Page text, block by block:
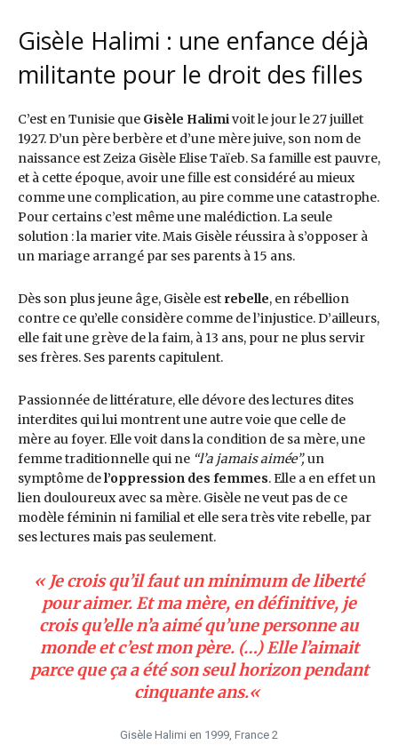
Gisèle Halimi : une enfance déjà
militante pour le droit des filles
C’est en Tunisie que Gisèle Halimivoit le jour le 27 juillet
1927. D’un père berbère et d’une mère juive, son nom de
naissance est Zeiza Gisèle Elise Taïeb. Sa famille est pauvre,
et à cette époque, avoir une fille est considéré au mieux
comme une complication, au pire comme une catastrophe.
Pour certains c’est même une malédiction. La seule
solution : la marier vite. Mais Gisèle réussira à s’opposer à
un mariage arrangé par ses parents à 15 ans.
Dès son plus jeune âge, Gisèle est rebelle, en rébellion
contre ce qu’elle considère comme de l’injustice. D’ailleurs,
elle fait une grève de la faim, à 13 ans, pour ne plus servir
ses frères. Ses parents capitulent.
Passionnée de littérature, elle dévore des lectures dites
interdites qui lui montrent une autre voie que celle de
mère au foyer. Elle voit dans la condition de sa mère, une
femme traditionnelle qui ne “l’a jamais aimée”,un
symptôme del’oppression des femmes. Elle a en effet un
lien douloureux avec sa mère. Gisèle ne veut pas de ce
modèle féminin ni familial et elle sera très vite rebelle, par
ses lectures mais pas seulement.
« Je crois qu’il faut un minimum de liberté
pour aimer. Et ma mère, en définitive, je
crois qu’elle n’a aimé qu’une personne au
monde et c’est mon père. (…) Elle l’aimait
parce que ça a été son seul horizon pendant
cinquante ans.«
Gisèle Halimi en 1999, France 2